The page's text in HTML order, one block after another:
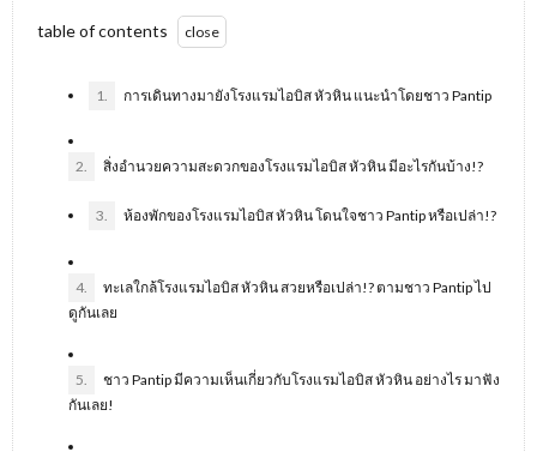
table of contents
1. การเดินทางมายังโรงแรมไอบิส หัวหิน แนะนำโดยชาว Pantip
2. สิ่งอำนวยความสะดวกของโรงแรมไอบิส หัวหิน มีอะไรกันบ้าง!?
3. ห้องพักของโรงแรมไอบิส หัวหิน โดนใจชาว Pantip หรือเปล่า!?
4.
ทะเลใกล้โรงแรมไอบิส หัวหิน สวยหรือเปล่า!? ตามชาว Pantip ไป
ดูกันเลย
5.
ชาว Pantip มีความเห็นเกี่ยวกับโรงแรมไอบิส หัวหิน อย่างไร มาฟัง
กันเลย!